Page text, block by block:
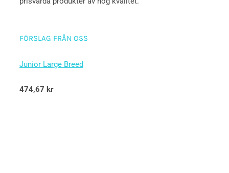
FÖRSLAG FRÅN OSS
Junior Large Breed
Betygsatt
5.00
474,67 kr